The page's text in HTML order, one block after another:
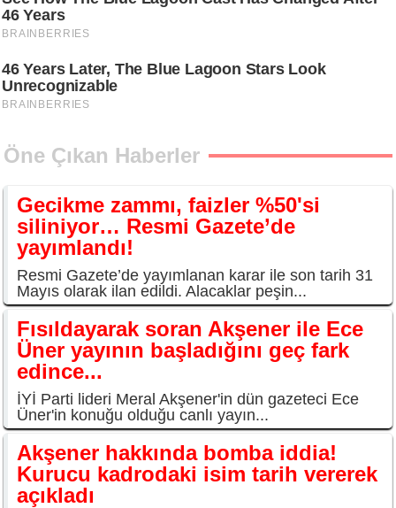
Öne Çıkan Haberler
Gecikme zammı, faizler %50'si
siliniyor… Resmi Gazete’de
yayımlandı!
Resmi Gazete’de yayımlanan karar ile son tarih 31
Mayıs olarak ilan edildi. Alacaklar peşin...
Fısıldayarak soran Akşener ile Ece
Üner yayının başladığını geç fark
edince...
İYİ Parti lideri Meral Akşener'in dün gazeteci Ece
Üner'in konuğu olduğu canlı yayın...
Akşener hakkında bomba iddia!
Kurucu kadrodaki isim tarih vererek
açıkladı